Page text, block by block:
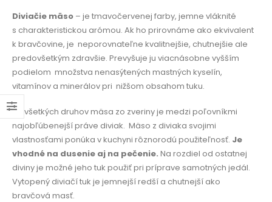
Diviačie mäso – je tmavočervenej farby, jemne vláknité
s charakteristickou arómou. Ak ho prirovnáme ako ekvivalent
k bravčovine, je neporovnateľne kvalitnejšie, chutnejšie ale
predovšetkým zdravšie. Prevyšuje ju viacnásobne vyšším
podielom množstva nenasýtených mastných kyselín,
vitamínov a minerálov pri nižšom obsahom tuku.
Zo všetkých druhov mäsa zo zveriny je medzi poľovníkmi
najobľúbenejší práve diviak. Mäso z diviaka svojimi
vlastnosťami ponúka v kuchyni rôznorodú použiteľnosť. Je
vhodné na dusenie aj na pečenie. Na rozdiel od ostatnej
diviny je možné jeho tuk použiť pri príprave samotných jedál.
Vytopený diviačí tuk je jemnejší redší a chutnejší ako
bravčová masť.